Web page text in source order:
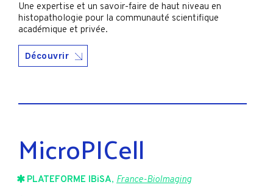
Une expertise et un savoir-faire de haut niveau en
histopathologie pour la communauté scientifique
académique et privée.
Découvrir
MicroPICell
PLATEFORME IBiSA, France-BioImaging